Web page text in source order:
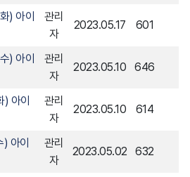
) 아이
관리
자
2023.05.17 601
) 아이
관리
자
2023.05.10 646
아이
관리
자
2023.05.10 614
아이
관리
자
2023.05.02 632